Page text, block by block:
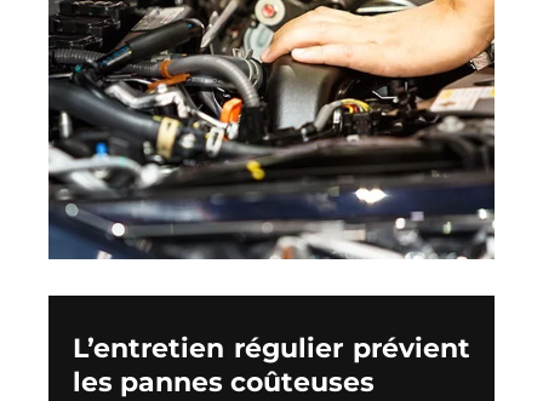
L’entretien régulier prévient
les pannes coûteuses